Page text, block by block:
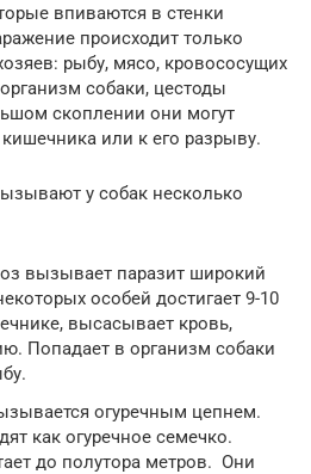
впиваются в стенки
происходит только
рыбу, мясо, кровососущих
собаки, цестоды
скоплении они могут
или к его разрыву.
у собак несколько
вызывает паразит широкий
особей достигает 9-10
высасывает кровь,
Попадает в организм собаки
огуречным цепнем.
как огуречное семечко.
до полутора метров. Они